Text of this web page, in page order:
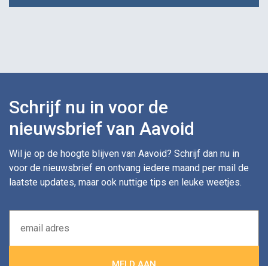
Schrijf nu in voor de
nieuwsbrief van Aavoid
Wil je op de hoogte blijven van Aavoid? Schrijf dan nu in
voor de nieuwsbrief en ontvang iedere maand per mail de
laatste updates, maar ook nuttige tips en leuke weetjes.